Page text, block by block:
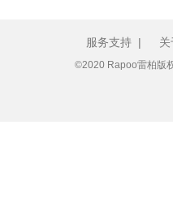
服务支持 |
©2020 Rapoo雷柏版